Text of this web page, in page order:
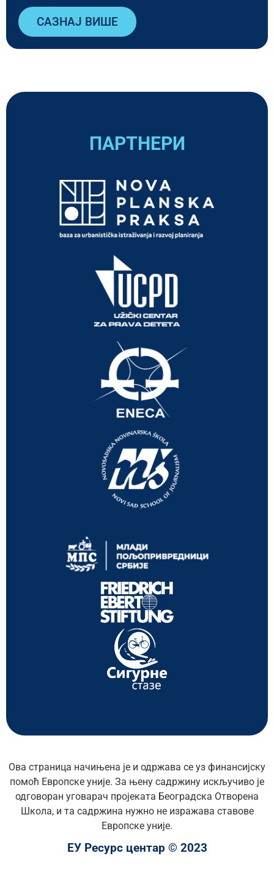
САЗНАЈ ВИШЕ
ПАРТНЕРИ
Ова страница начињена је и одржава се уз финансијску
помоћ Европске уније. За њену садржину искључиво је
одговоран уговарач пројеката Београдска Отворена
Школа, и та садржина нужно не изражава ставове
Европске уније.
ЕУ Ресурс центар © 2023